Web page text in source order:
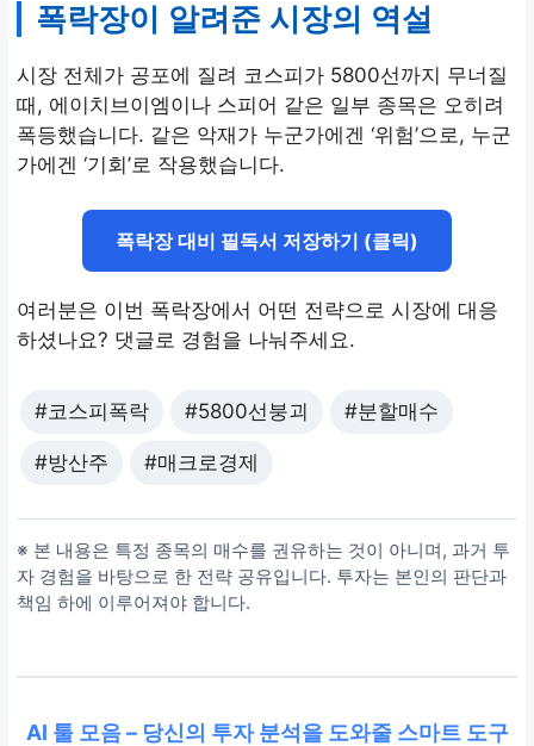
폭락장이 알려준 시장의 역설
시장 전체가 공포에 질려 코스피가 5800선까지 무너질
때, 에이치브이엠이나 스피어 같은 일부 종목은 오히려
폭등했습니다. 같은 악재가 누군가에겐 ‘위험’으로, 누군
가에겐 ‘기회’로 작용했습니다.
폭락장 대비 필독서 저장하기 (클릭)
여러분은 이번 폭락장에서 어떤 전략으로 시장에 대응
하셨나요? 댓글로 경험을 나눠주세요.
#코스피폭락 #5800선붕괴 #분할매수
#방산주 #매크로경제
※ 본 내용은 특정 종목의 매수를 권유하는 것이 아니며, 과거 투
자 경험을 바탕으로 한 전략 공유입니다. 투자는 본인의 판단과
책임 하에 이루어져야 합니다.
AI 툴 모음 – 당신의 투자 분석을 도와줄 스마트 도구